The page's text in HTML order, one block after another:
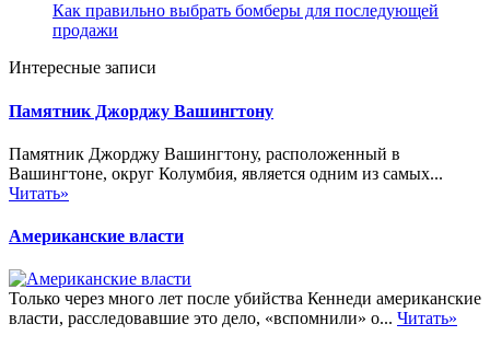
Как правильно выбрать бомберы для последующей
продажи
Интересные записи
Памятник Джорджу Вашингтону
Памятник Джорджу Вашингтону, расположенный в
Вашингтоне, округ Колумбия, является одним из самых...
Читать»
Американские власти
Только через много лет после убийства Кеннеди американские
власти, расследовавшие это дело, «вспомнили» о... Читать»